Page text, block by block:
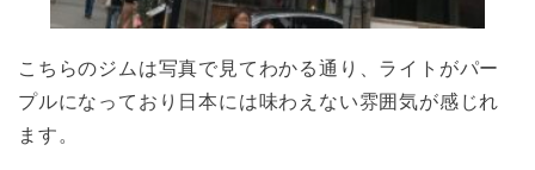
こちらのジムは写真で見てわかる通り、ライトがパー
プルになっており日本には味わえない雰囲気が感じれ
ます。